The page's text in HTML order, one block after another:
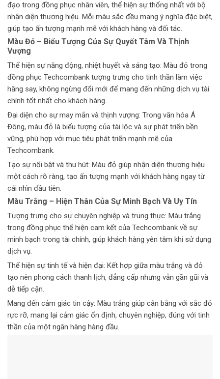
đạo trong đồng phục nhân viên, thể hiện sự thống nhất với bộ
nhận diện thương hiệu. Mỗi màu sắc đều mang ý nghĩa đặc biệt,
giúp tạo ấn tượng mạnh mẽ với khách hàng và đối tác.
Màu Đỏ – Biểu Tượng Của Sự Quyết Tâm Và Thịnh
Vượng
Thể hiện sự năng động, nhiệt huyết và sáng tạo: Màu đỏ trong
đồng phục Techcombank tượng trưng cho tinh thần làm việc
hăng say, không ngừng đổi mới để mang đến những dịch vụ tài
chính tốt nhất cho khách hàng.
Đại diện cho sự may mắn và thịnh vượng: Trong văn hóa Á
Đông, màu đỏ là biểu tượng của tài lộc và sự phát triển bền
vững, phù hợp với mục tiêu phát triển mạnh mẽ của
Techcombank.
Tạo sự nổi bật và thu hút: Màu đỏ giúp nhận diện thương hiệu
một cách rõ ràng, tạo ấn tượng mạnh với khách hàng ngay từ
cái nhìn đầu tiên.
Màu Trắng – Hiện Thân Của Sự Minh Bạch Và Uy Tín
Tượng trưng cho sự chuyên nghiệp và trung thực: Màu trắng
trong đồng phục thể hiện cam kết của Techcombank về sự
minh bạch trong tài chính, giúp khách hàng yên tâm khi sử dụng
dịch vụ.
Thể hiện sự tinh tế và hiện đại: Kết hợp giữa màu trắng và đỏ
tạo nên phong cách thanh lịch, đẳng cấp nhưng vẫn gần gũi và
dễ tiếp cận.
Mang đến cảm giác tin cậy: Màu trắng giúp cân bằng với sắc đỏ
rực rỡ, mang lại cảm giác ổn định, chuyên nghiệp, đúng với tinh
thần của một ngân hàng hàng đầu.